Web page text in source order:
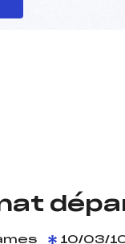
10/03/